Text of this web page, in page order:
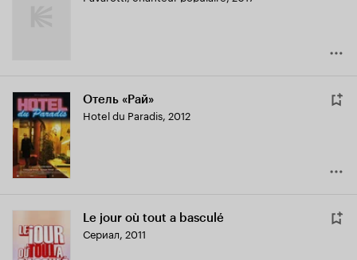
Отель «Рай»
Hotel du Paradis, 2012
Le jour où tout a basculé
Сериал, 2011